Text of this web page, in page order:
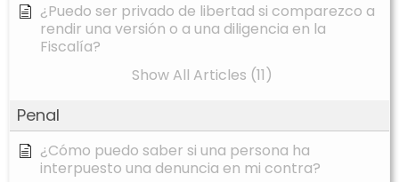
¿Puedo ser privado de libertad si comparezco a
rendir una versión o a una diligencia en la
Fiscalía?
Show All Articles (11)
Penal
¿Cómo puedo saber si una persona ha
interpuesto una denuncia en mi contra?